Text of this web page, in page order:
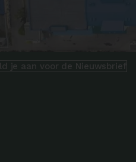
je aan voor de Nieuwsbrief